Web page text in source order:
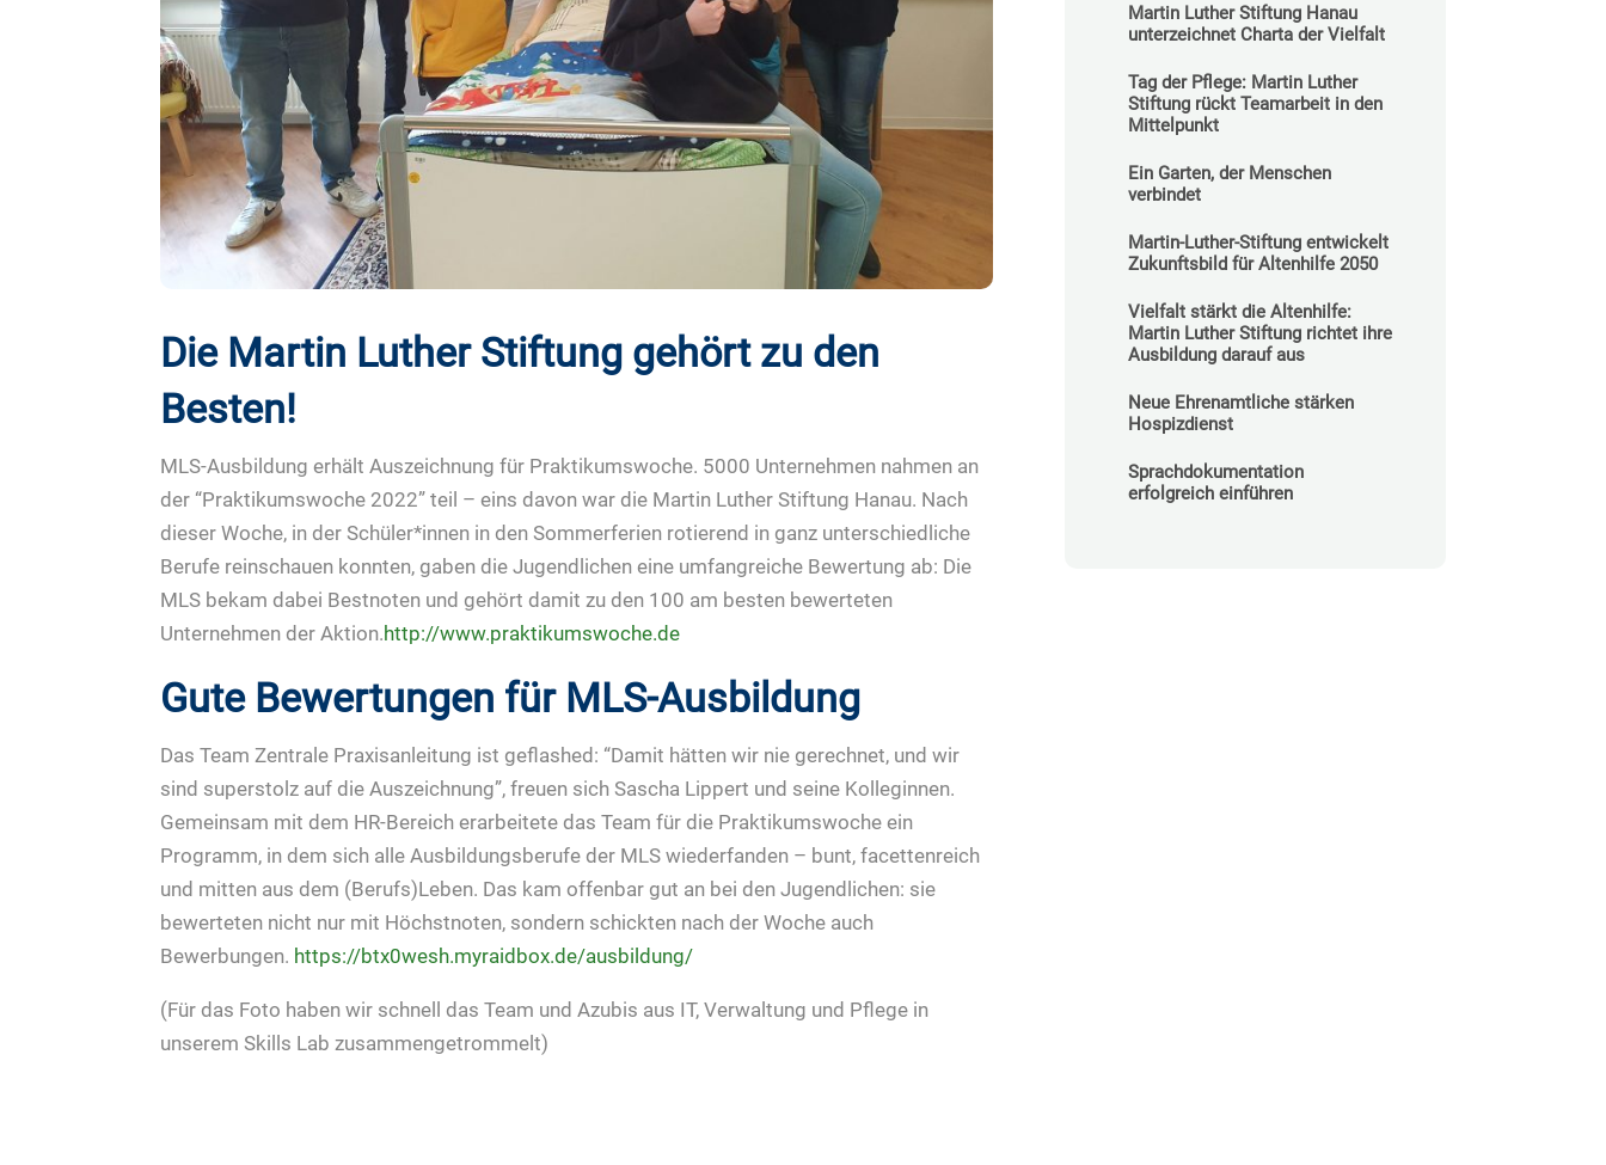
Die Martin Luther Stiftung gehört zu den
Besten!
MLS-Ausbildung erhält Auszeichnung für Praktikumswoche. 5000 Unternehmen nahmen an
der “Praktikumswoche 2022” teil – eins davon war die Martin Luther Stiftung Hanau. Nach
dieser Woche, in der Schüler*innen in den Sommerferien rotierend in ganz unterschiedliche
Berufe reinschauen konnten, gaben die Jugendlichen eine umfangreiche Bewertung ab: Die
MLS bekam dabei Bestnoten und gehört damit zu den 100 am besten bewerteten
Unternehmen der Aktion.http://www.praktikumswoche.de
Gute Bewertungen für MLS-Ausbildung
Das Team Zentrale Praxisanleitung ist geflashed: “Damit hätten wir nie gerechnet, und wir
sind superstolz auf die Auszeichnung”, freuen sich Sascha Lippert und seine Kolleginnen.
Gemeinsam mit dem HR-Bereich erarbeitete das Team für die Praktikumswoche ein
Programm, in dem sich alle Ausbildungsberufe der MLS wiederfanden – bunt, facettenreich
und mitten aus dem (Berufs)Leben. Das kam offenbar gut an bei den Jugendlichen: sie
bewerteten nicht nur mit Höchstnoten, sondern schickten nach der Woche auch
Bewerbungen. https://btx0wesh.myraidbox.de/ausbildung/
(Für das Foto haben wir schnell das Team und Azubis aus IT, Verwaltung und Pflege in
unserem Skills Lab zusammengetrommelt)
Martin Luther Stiftung Hanau
unterzeichnet Charta der Vielfalt
Tag der Pflege: Martin Luther
Stiftung rückt Teamarbeit in den
Mittelpunkt
Ein Garten, der Menschen
verbindet
Martin-Luther-Stiftung entwickelt
Zukunftsbild für Altenhilfe 2050
Vielfalt stärkt die Altenhilfe:
Martin Luther Stiftung richtet ihre
Ausbildung darauf aus
Neue Ehrenamtliche stärken
Hospizdienst
Sprachdokumentation
erfolgreich einführen